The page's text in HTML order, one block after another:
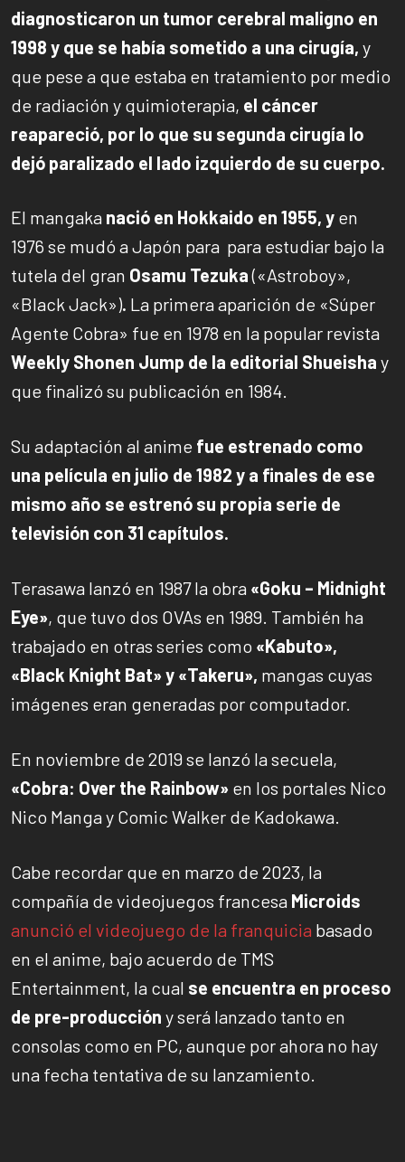
diagnosticaron un tumor cerebral maligno en
1998 y que se había sometido a una cirugía, y
que pese a que estaba en tratamiento por medio
de radiación y quimioterapia, el cáncer
reapareció, por lo que su segunda cirugía lo
dejó paralizado el lado izquierdo de su cuerpo.
El mangaka nació en Hokkaido en 1955, y en
1976 se mudó a Japón para para estudiar bajo la
tutela del gran Osamu Tezuka(«Astroboy»,
«Black Jack»). La primera aparición de «Súper
Agente Cobra» fue en 1978 en la popular revista
Weekly Shonen Jump de la editorial Shueisha y
que finalizó su publicación en 1984.
Su adaptación al anime fue estrenado como
una película en julio de 1982 y a finales de ese
mismo año se estrenó su propia serie de
televisión con 31 capítulos.
Terasawa lanzó en 1987 la obra «Goku – Midnight
Eye», que tuvo dos OVAs en 1989. También ha
trabajado en otras series como «Kabuto»,
«Black Knight Bat» y «Takeru», mangas cuyas
imágenes eran generadas por computador.
En noviembre de 2019 se lanzó la secuela,
«Cobra: Over the Rainbow» en los portales Nico
Nico Manga y Comic Walker de Kadokawa.
Cabe recordar que en marzo de 2023, la
compañía de videojuegos francesa Microids
anunció el videojuego de la franquicia basado
en el anime, bajo acuerdo de TMS
Entertainment, la cual se encuentra en proceso
de pre-producción y será lanzado tanto en
consolas como en PC, aunque por ahora no hay
una fecha tentativa de su lanzamiento.